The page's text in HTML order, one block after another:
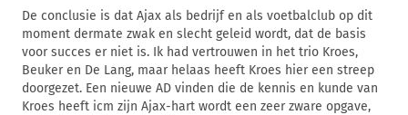
De conclusie is dat Ajax als bedrijf en als voetbalclub op dit
moment dermate zwak en slecht geleid wordt, dat de basis
voor succes er niet is. Ik had vertrouwen in het trio Kroes,
Beuker en De Lang, maar helaas heeft Kroes hier een streep
doorgezet. Een nieuwe AD vinden die de kennis en kunde van
Kroes heeft icm zijn Ajax-hart wordt een zeer zware opgave,